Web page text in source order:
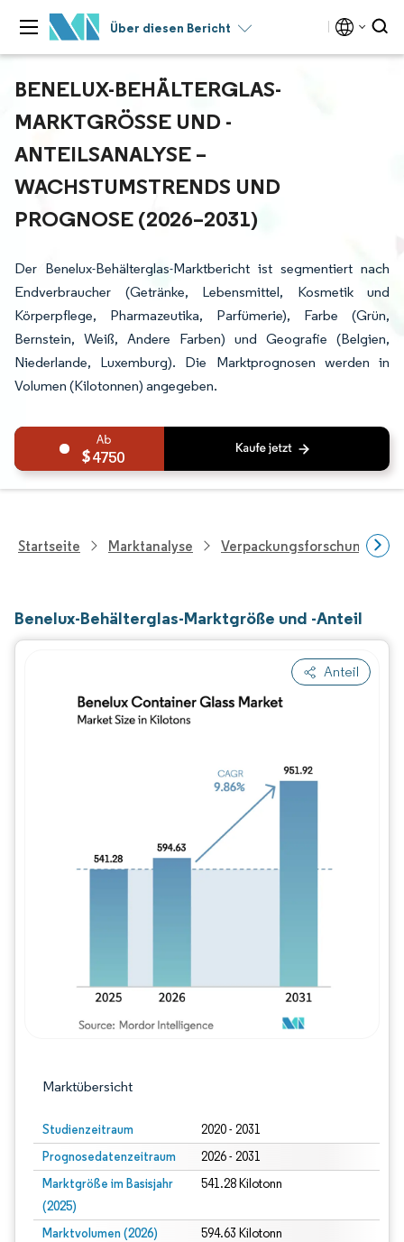
Über diesen Bericht
BENELUX-BEHÄLTERGLAS-
MARKTGRÖSSE UND -A
NTEILSANALYSE – W
ACHSTUMSTRENDS UND P
ROGNOSE (2026–2031)
Der Benelux-Behälterglas-Marktbericht ist segmentiert nach
Endverbraucher (Getränke, Lebensmittel, Kosmetik und
Körperpflege, Pharmazeutika, Parfümerie), Farbe (Grün,
Bernstein, Weiß, Andere Farben) und Geografie (Belgien,
Niederlande, Luxemburg). Die Marktprognosen werden in
Volumen (Kilotonnen) angegeben.
4750
Startseite Marktanalyse Verpackungsforschung
Benelux-Behälterglas-Marktgröße und -Anteil
Anteil
Marktübersicht
Studienzeitraum 2020 - 2031
Prognosedatenzeitraum 2026 - 2031
Marktgröße im Basisjahr
(2025)
541.28 Kilotonn
Marktvolumen (2026) 594.63 Kilotonn
Bild © Mordor Intelligence.